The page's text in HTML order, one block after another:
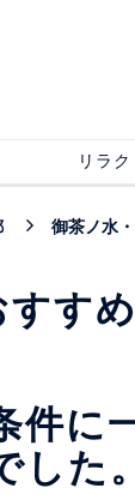
リラ
御茶ノ水
す
件に
した。